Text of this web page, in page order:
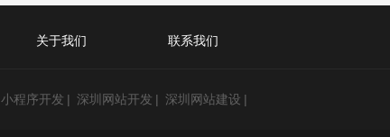
关于我们 联系我们
小程序开发 | 深圳网站开发 | 深圳网站建设 |